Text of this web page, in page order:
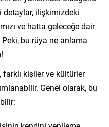
detaylar, ilişkimizdeki
ve hatta geleceğe dair
Peki, bu rüya ne anlama
farklı kişiler ve kültürler
Genel olarak, bu